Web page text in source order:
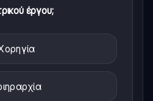
έργου;